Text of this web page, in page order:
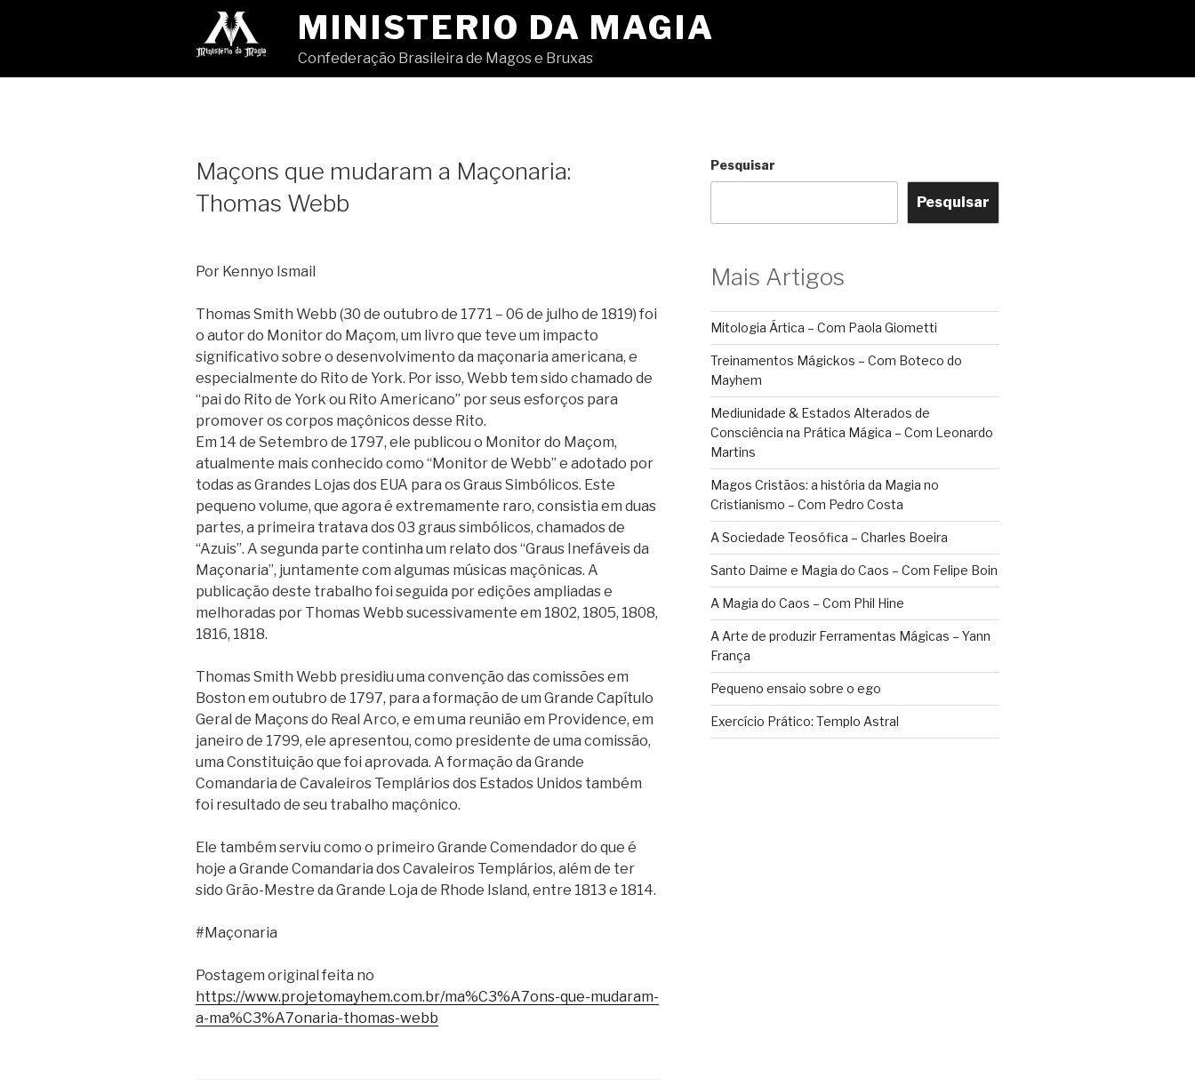
conteúdo
MINISTERIO DA MAGIA
Confederação Brasileira de Magos e Bruxas
Maçons que mudaram a Maçonaria:
Thomas Webb
Por Kennyo Ismail
Thomas Smith Webb (30 de outubro de 1771 – 06 de julho de 1819) foi
o autor do Monitor do Maçom, um livro que teve um impacto
significativo sobre o desenvolvimento da maçonaria americana, e
especialmente do Rito de York. Por isso, Webb tem sido chamado de
“pai do Rito de York ou Rito Americano” por seus esforços para
promover os corpos maçônicos desse Rito.
Em 14 de Setembro de 1797, ele publicou o Monitor do Maçom,
atualmente mais conhecido como “Monitor de Webb” e adotado por
todas as Grandes Lojas dos EUA para os Graus Simbólicos. Este
pequeno volume, que agora é extremamente raro, consistia em duas
partes, a primeira tratava dos 03 graus simbólicos, chamados de
“Azuis”. A segunda parte continha um relato dos “Graus Inefáveis da
Maçonaria”, juntamente com algumas músicas maçônicas. A
publicação deste trabalho foi seguida por edições ampliadas e
melhoradas por Thomas Webb sucessivamente em 1802, 1805, 1808,
1816, 1818.
Thomas Smith Webb presidiu uma convenção das comissões em
Boston em outubro de 1797, para a formação de um Grande Capítulo
Geral de Maçons do Real Arco, e em uma reunião em Providence, em
janeiro de 1799, ele apresentou, como presidente de uma comissão,
uma Constituição que foi aprovada. A formação da Grande
Comandaria de Cavaleiros Templários dos Estados Unidos também
foi resultado de seu trabalho maçônico.
Ele também serviu como o primeiro Grande Comendador do que é
hoje a Grande Comandaria dos Cavaleiros Templários, além de ter
sido Grão-Mestre da Grande Loja de Rhode Island, entre 1813 e 1814.
#Maçonaria
Postagem original feita no
https://www.projetomayhem.com.br/ma%C3%A7ons-que-mudaram-
a-ma%C3%A7onaria-thomas-webb
Pesquisar
Pesquisar
Mais Artigos
Mitologia Ártica – Com Paola Giometti
Treinamentos Mágickos – Com Boteco do
Mayhem
Mediunidade & Estados Alterados de
Consciência na Prática Mágica – Com Leonardo
Martins
Magos Cristãos: a história da Magia no
Cristianismo – Com Pedro Costa
A Sociedade Teosófica – Charles Boeira
Santo Daime e Magia do Caos – Com Felipe Boin
A Magia do Caos – Com Phil Hine
A Arte de produzir Ferramentas Mágicas – Yann
França
Pequeno ensaio sobre o ego
Exercício Prático: Templo Astral